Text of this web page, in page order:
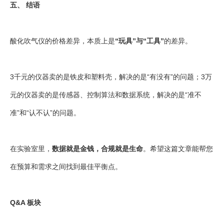
五、 结语
酸化吹气仪的价格差异，本质上是“玩具”与“工具”的差异。
3千元的仪器卖的是铁皮和塑料壳，解决的是“有没有”的问题；3万
元的仪器卖的是传感器、控制算法和数据系统，解决的是“准不
准”和“认不认”的问题。
在实验室里， 数据就是金钱，合规就是生命。希望这篇文章能帮您
在预算和需求之间找到最佳平衡点。
Q&A 板块